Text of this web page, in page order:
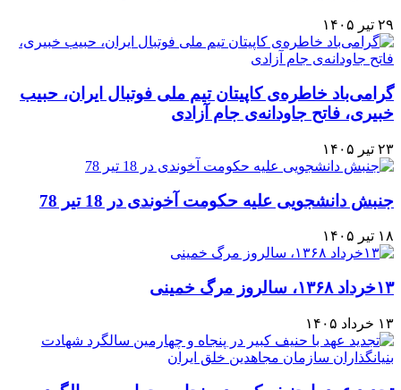
۲۹ تیر ۱۴۰۵
گرامی‌باد خاطره‌ی کاپیتان تیم ملی فوتبال ایران، حبیب
خبیری، فاتح جاودانه‌ی جام آزادی
۲۳ تیر ۱۴۰۵
جنبش دانشجویی علیه حکومت آخوندی در 18 تیر 78
۱۸ تیر ۱۴۰۵
۱۳خرداد ۱۳۶۸، سالروز مرگ خمینی
۱۳ خرداد ۱۴۰۵